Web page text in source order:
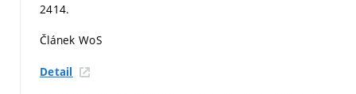
2414.
Článek WoS
Detail